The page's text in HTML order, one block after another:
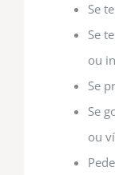
Se
Se
ou
Se
Se
ou